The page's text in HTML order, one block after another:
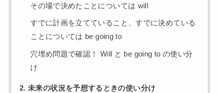
その場で決めたことについては will
すでに計画を立てていること、すでに決めている
ことについては be going to
穴埋め問題で確認！ Will と be going to の使い分
け
2. 未来の状況を予想するときの使い分け